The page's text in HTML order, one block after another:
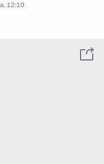
12:10